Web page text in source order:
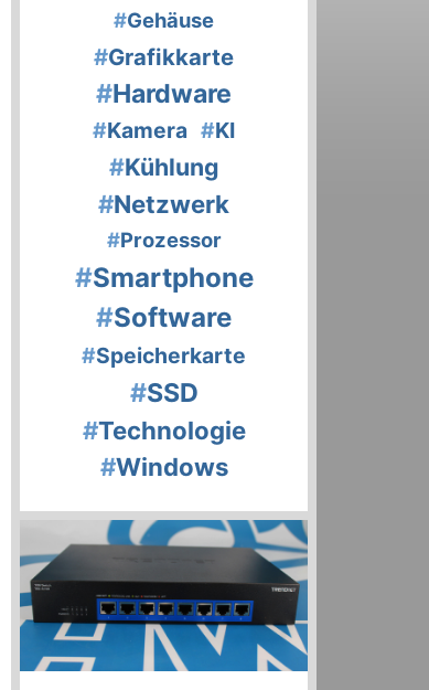
#Gehäuse
#Grafikkarte
#Hardware
#Kamera #KI
#Kühlung
#Netzwerk
#Prozessor
#Smartphone
#Software
#Speicherkarte
#SSD
#Technologie
#Windows